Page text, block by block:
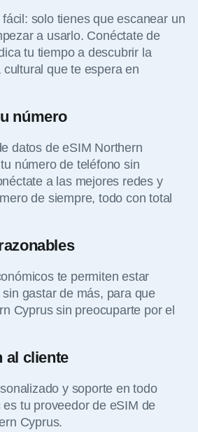
solo tienes que escanear un
a usarlo. Conéctate de
tu tiempo a descubrir la
que te espera en
número
datos de eSIM Northern
número de teléfono sin
a las mejores redes y
de siempre, todo con total
te permiten estar
gastar de más, para que
Cyprus sin preocuparte por el
al cliente
y soporte en todo
tu proveedor de eSIM de
Cyprus.